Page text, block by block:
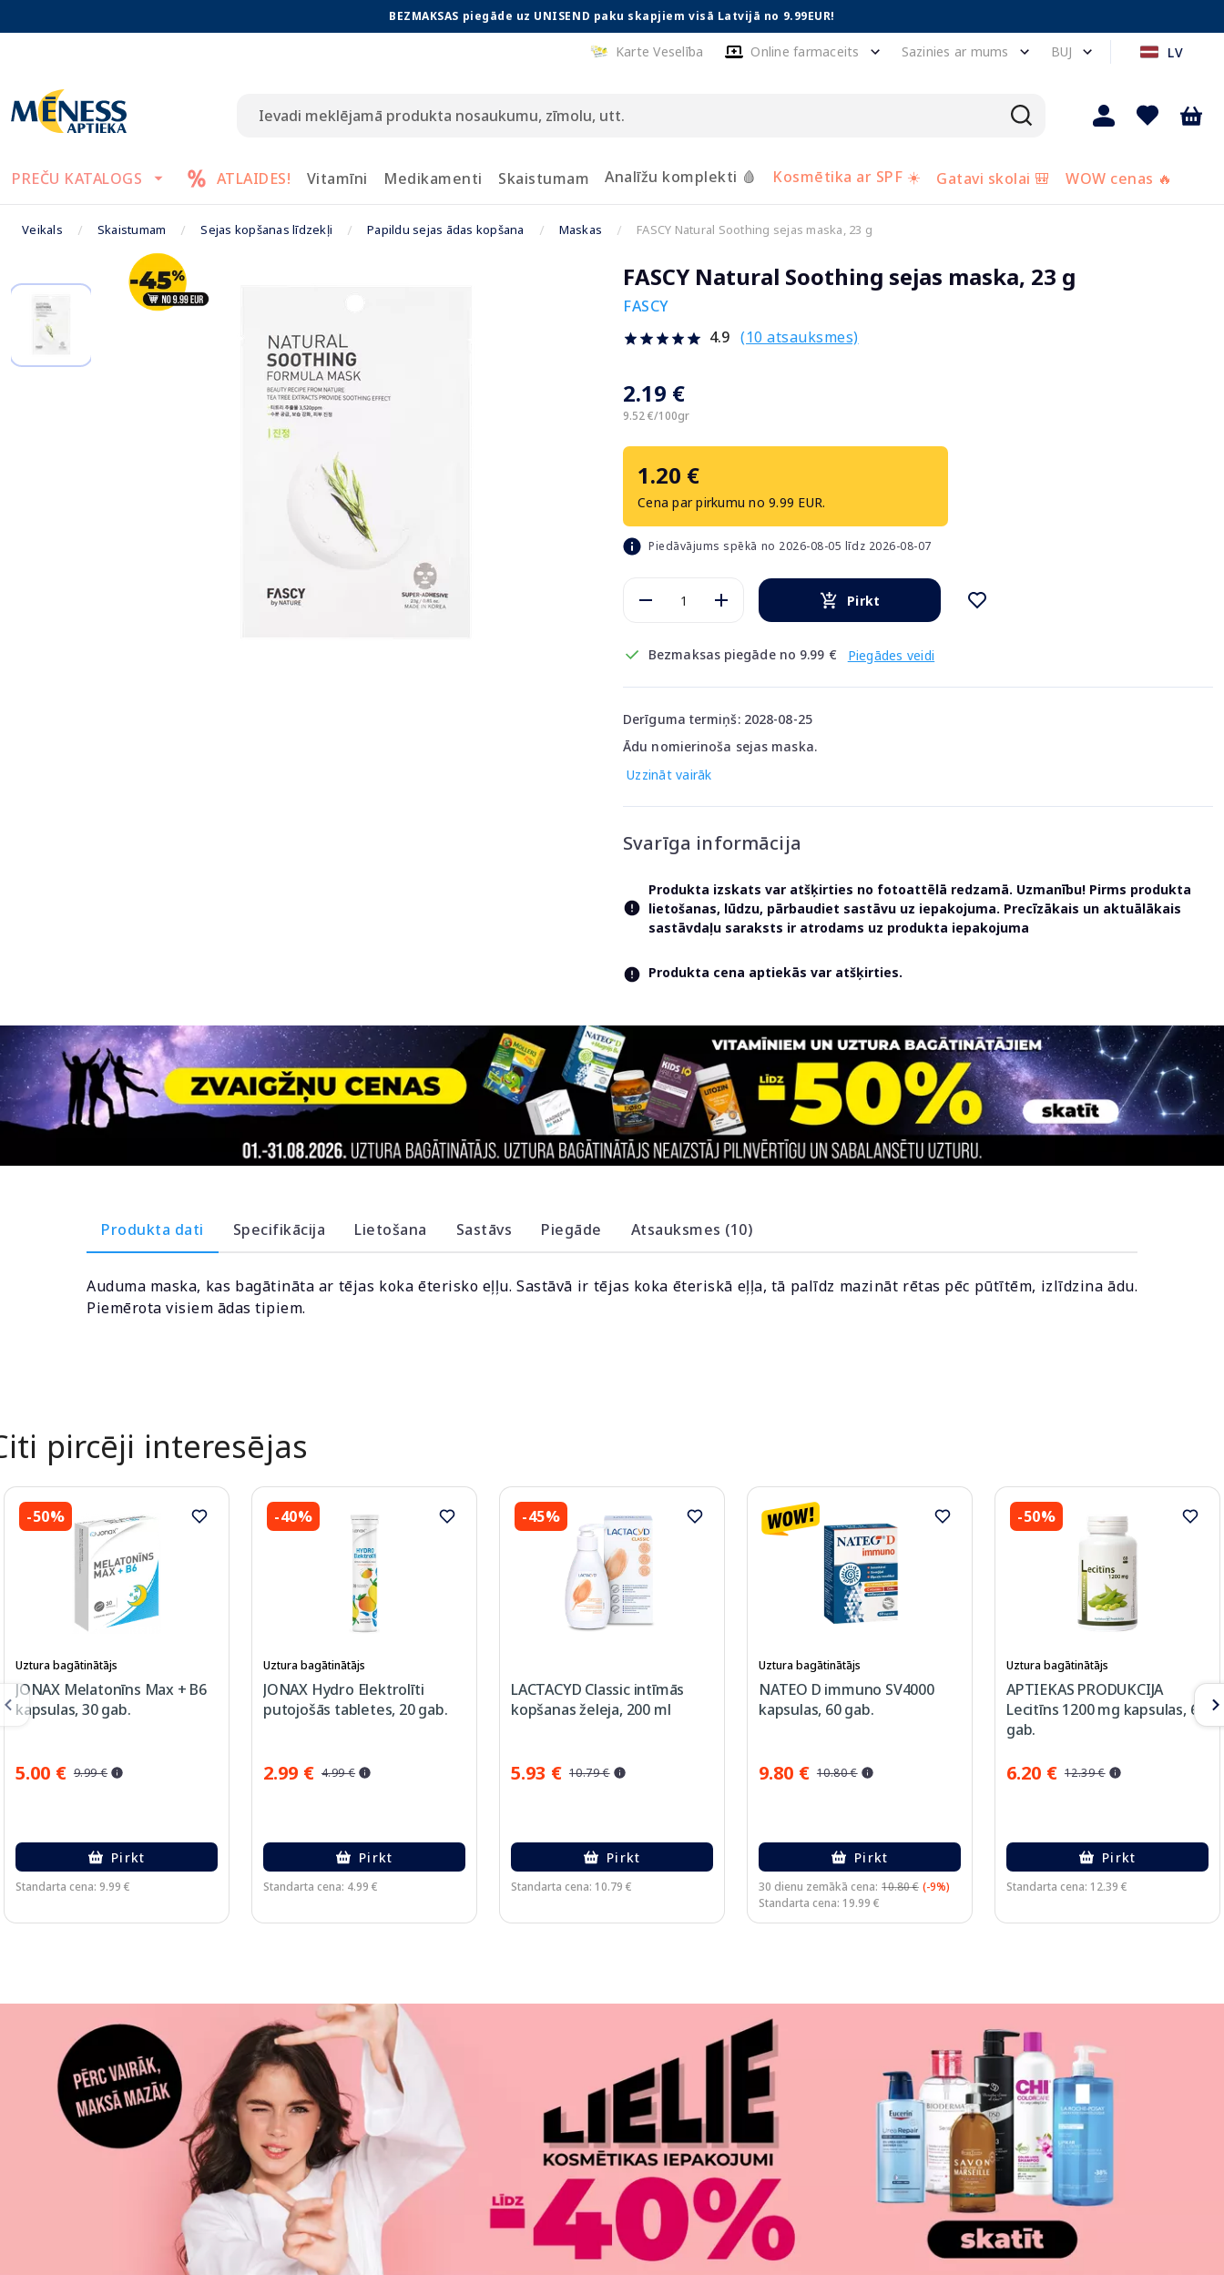
BEZMAKSAS piegāde uz UNISEND paku skapjiem visā Latvijā no 9.99EUR!
Karte Veselība Online farmaceits Sazinies ar mums BUJ LV
PREČU KATALOGS ATLAIDES! Vitamīni Medikamenti Skaistumam Analīžu komplekti 🩸 Kosmētika ar SPF ☀️ Gatavi skolai 🎒 WOW cenas 🔥
Veikals Skaistumam Sejas kopšanas līdzekļi Papildu sejas ādas kopšana Maskas FASCY Natural Soothing sejas maska, 23 g
FASCY Natural Soothing sejas maska, 23 g
FASCY
4.9 (10 atsauksmes)
2.19 €
9.52 €/100gr
1.20 €
Cena par pirkumu no 9.99 EUR.
Piedāvājums spēkā no 2026-08-05 līdz 2026-08-07
Pirkt
Bezmaksas piegāde no 9.99 € Piegādes veidi
Derīguma termiņš: 2028-08-25
Ādu nomierinoša sejas maska.
Uzzināt vairāk
Svarīga informācija
Produkta izskats var atšķirties no fotoattēlā redzamā. Uzmanību! Pirms produkta
lietošanas, lūdzu, pārbaudiet sastāvu uz iepakojuma. Precīzākais un aktuālākais
sastāvdaļu saraksts ir atrodams uz produkta iepakojuma
Produkta cena aptiekās var atšķirties.
Produkta dati Specifikācija Lietošana Sastāvs Piegāde Atsauksmes (10)
Auduma maska, kas bagātināta ar tējas koka ēterisko eļļu. Sastāvā ir tējas koka ēteriskā eļļa, tā palīdz mazināt rētas pēc pūtītēm, izlīdzina ādu.
Piemērota visiem ādas tipiem.
pircēji interesējas
-50%
Uztura bagātinātājs
JONAX Melatonīns Max + B6
kapsulas, 30 gab.
5.00 € 9.99 €
Pirkt
Standarta cena: 9.99 €
-40%
Uztura bagātinātājs
JONAX Hydro Elektrolīti
putojošās tabletes, 20 gab.
2.99 € 4.99 €
Pirkt
Standarta cena: 4.99 €
-45%
LACTACYD Classic intīmās
kopšanas želeja, 200 ml
5.93 € 10.79 €
Pirkt
Standarta cena: 10.79 €
Uztura bagātinātājs
NATEO D immuno SV4000
kapsulas, 60 gab.
9.80 € 10.80 €
Pirkt
30 dienu zemākā cena: 10.80 € (-9%)
Standarta cena: 19.99 €
-50%
Uztura bagātinātājs
APTIEKAS PRODUKCIJA
Lecitīns 1200 mg kapsulas, 60
gab.
6.20 € 12.39 €
Pirkt
Standarta cena: 12.39 €